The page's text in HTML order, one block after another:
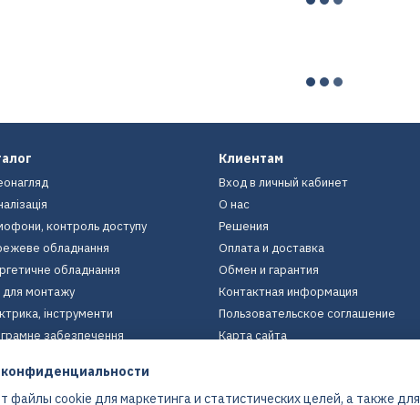
контроль доступу
обладнання
обладнання
для монтажу
інструменти
забезпечення
обладнання
Клиентам
Вход в личный кабинет
О нас
Решения
Оплата и доставка
Обмен и гарантия
Контактная информация
Пользовательское соглашение
Карта сайта
файлы cookie для маркетинга и статистических целей, а также